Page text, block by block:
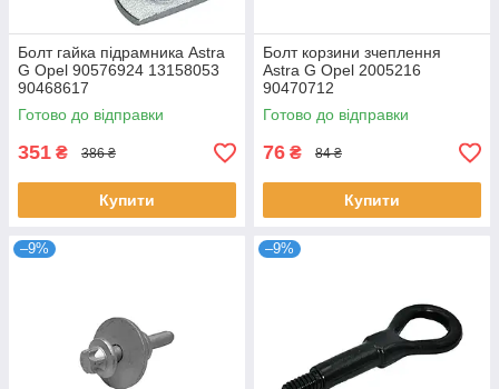
Болт гайка підрамника Astra
G Opel 90576924 13158053
90468617
Готово до відправки
351 ₴ 386 ₴
Купити
Болт корзини зчеплення
Astra G Opel 2005216
90470712
Готово до відправки
76 ₴ 84 ₴
Купити
–9% –9%